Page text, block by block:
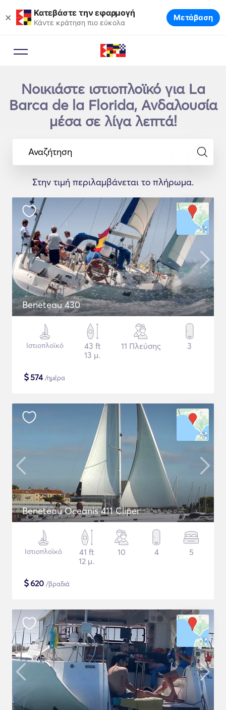
× Κατεβάστε την εφαρμογή
Κάντε κράτηση πιο εύκολα Μετάβαση
Νοικιάστε ιστιοπλοϊκό για La
Barca de la Florida, Ανδαλουσία
μέσα σε λίγα λεπτά!
Αναζήτηση
Στην τιμή περιλαμβάνεται το πλήρωμα.
Beneteau 430
Ιστιοπλοϊκό
43 ft
13 μ.
11 Πλεύσης 3
$574/ημέρα
Beneteau Oceanis 411 Cliper
Ιστιοπλοϊκό
41 ft
12 μ.
10 4 5
$620 /βραδιά